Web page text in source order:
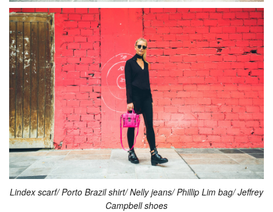
Lindex scarf/ Porto Brazil shirt/ Nelly jeans/ Phillip Lim bag/ Jeffrey
Campbell shoes